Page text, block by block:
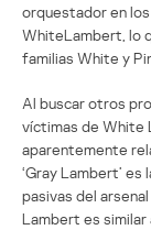
orquestador en
WhiteLambert, lo
familias White y
Al buscar otros
víctimas de White
aparentemente
‘Gray Lambert’
pasivas del
Lambert es similar